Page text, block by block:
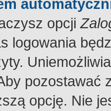
opcji
logowania
pozostawać
opcję. Nie